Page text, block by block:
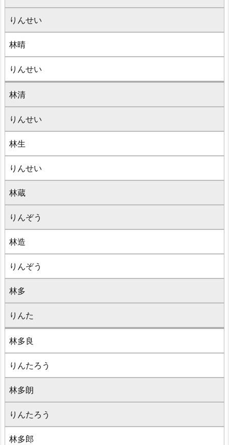
りんせい
林晴
りんせい
林清
りんせい
林生
りんせい
林蔵
りんぞう
林造
りんぞう
林多
りんた
林多良
りんたろう
林多朗
りんたろう
林多郎